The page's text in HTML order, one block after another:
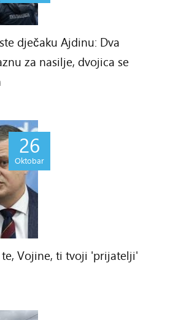
dječaku Ajdinu: Dva
za nasilje, dvojica se
26
Oktobar
te, Vojine, ti tvoji 'prijatelji'